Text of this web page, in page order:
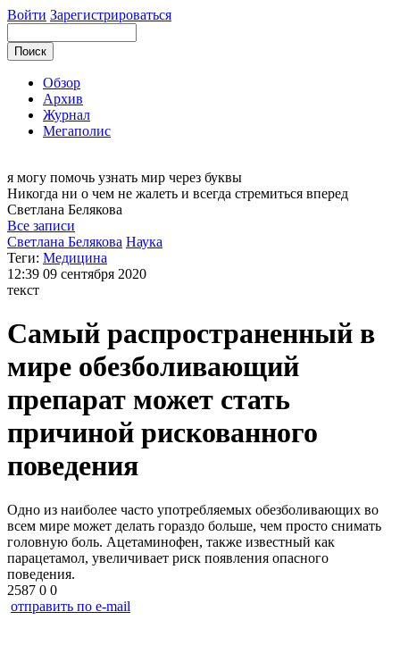
Войти Зарегистрироваться
Обзор
Архив
Журнал
Мегаполис
я могу помочь узнать мир через буквы
Никогда ни о чем не жалеть и всегда стремиться вперед
Светлана Белякова
Все записи
Светлана Белякова Наука
Теги: Медицина
12:39 09 сентября 2020
текст
Самый распространенный в
мире обезболивающий
препарат может стать
причиной рискованного
поведения
Одно из наиболее часто употребляемых обезболивающих во
всем мире может делать гораздо больше, чем просто снимать
головную боль. Ацетаминофен, также известный как
парацетамол, увеличивает риск появления опасного
поведения.
2587 0 0
отправить по e-mail